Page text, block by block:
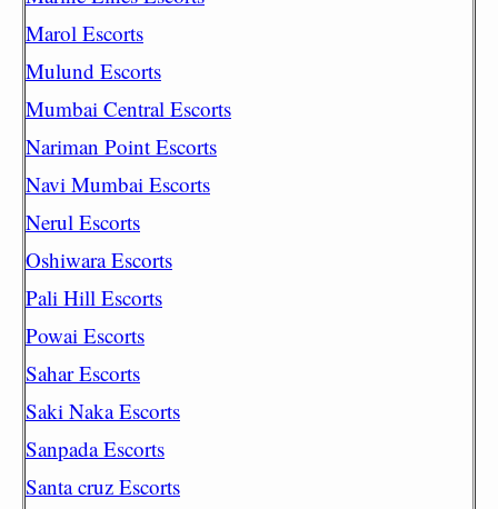
Marol Escorts
Mulund Escorts
Mumbai Central Escorts
Nariman Point Escorts
Navi Mumbai Escorts
Nerul Escorts
Oshiwara Escorts
Pali Hill Escorts
Powai Escorts
Sahar Escorts
Saki Naka Escorts
Sanpada Escorts
Santa cruz Escorts